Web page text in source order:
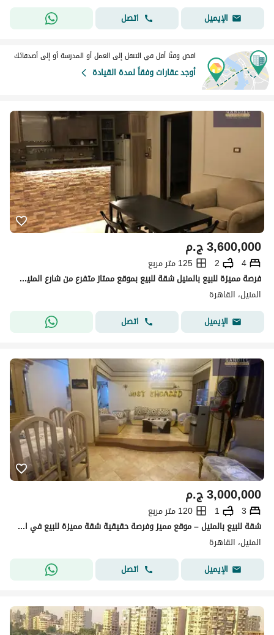
الإيميل
اتصل
اقض وقتًا أقل في التنقل إلى العمل أو المدرسة أو إلى أصدقائك
أوجد عقارات وفقاً لمدة القيادة
ج.م3,600,000
4
2
125 متر مربع
فرصة مميزة للبيع بالمنيل شقة للبيع بموقع ممتاز متفرع من شارع المنيل الرئيسي
المنيل، القاهرة
الإيميل
اتصل
ج.م3,000,000
3
1
120 متر مربع
شقة للبيع بالمنيل – موقع مميز وفرصة حقيقية شقة مميزة للبيع في المنيل شارع المقياس – الروضة
المنيل، القاهرة
الإيميل
اتصل